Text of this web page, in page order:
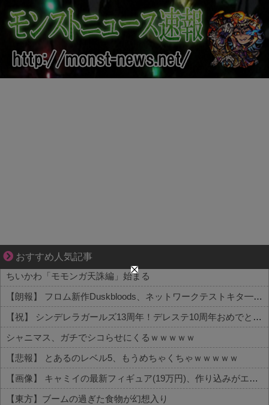
おすすめ人気記事
先輩と後輩、距離が変わった日から始まる恋
ちいかわ「モモンガ天誅編」始まる
【朗報】 フロム新作Duskbloods、ネットワークテストキタ━━━━(゜∀゜)━━━━!!
【祝】 シンデレラガールズ13周年！デレステ10周年おめでとう！ガチャ更新SSR八神マキノ・イベントSRイヴ、SR望月聖！
シャニマス、ガチでシコらせにくるｗｗｗｗｗ
【悲報】 とあるのレベル5、もうめちゃくちゃｗｗｗｗｗ
【画像】 キャミイの最新フィギュア(19万円)、作り込みがエグすぎるｗｗｗｗｗ
【東方】ブームの過ぎた食物が幻想入り